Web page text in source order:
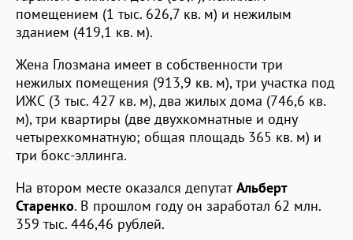
помещением (1 тыс. 626,7 кв. м) и нежилым
зданием (419,1 кв. м).
Жена Глозмана имеет в собственности три
нежилых помещения (913,9 кв. м), три участка под
ИЖС (3 тыс. 427 кв. м), два жилых дома (746,6 кв.
м), три квартиры (две двухкомнатные и одну
четырехкомнатную; общая площадь 365 кв. м) и
три бокс-эллинга.
На втором месте оказался депутатАльберт
Старенко. В прошлом году он заработал 62 млн.
359 тыс. 446,46 рублей.